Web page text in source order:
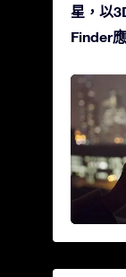
星，以
Finder